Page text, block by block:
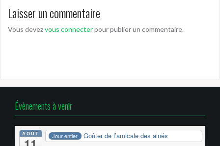
Laisser un commentaire
Vous devezvous connecterpour publier un commentaire.
Évènements à venir
AOÛT Jour entier Goûter de l’amicale des ainés